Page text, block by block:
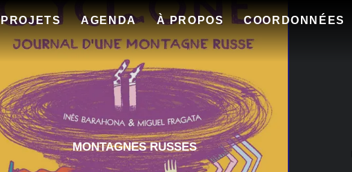
PROJETS AGENDA À PROPOS COORDONNÉES
MONTAGNES RUSSES